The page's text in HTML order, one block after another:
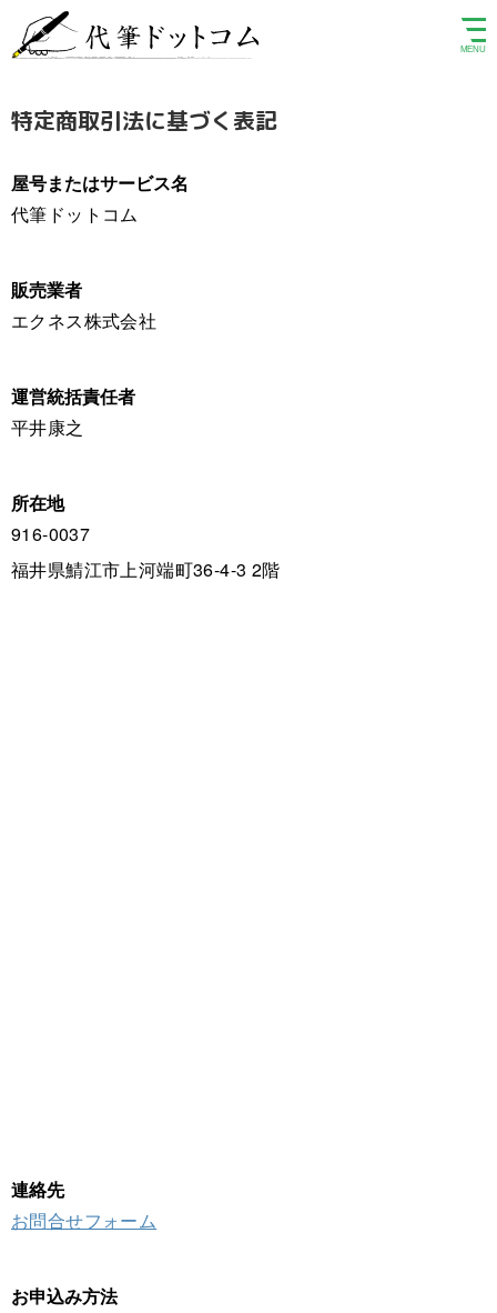
特定商取引法に基づく表記
屋号またはサービス名
代筆ドットコム
販売業者
エクネス株式会社
運営統括責任者
平井康之
所在地
916-0037
福井県鯖江市上河端町36-4-3 2階
連絡先
お問合せフォーム
お申込み方法